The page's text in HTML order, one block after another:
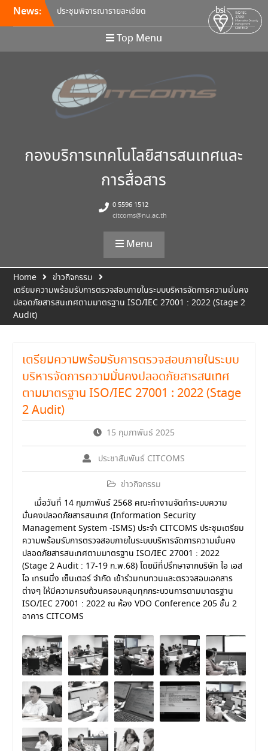
News:
ประชุมพิจารณารายละเอียด
คุณลักษณะ และกำหนดราคา
กลางครุภัณฑ์คอมพิวเตอร์ ครั้ง
ที่ 5/2569
Integration / Continuous
Deployment (CI/CD)
ขอเชิญเข้าร่วมการอบรมสัมมนา
“พัฒนาทักษะการเรียนการสอน
Top Menu
กองบริการเทคโนโลยีสารสนเทศและ
การสื่อสาร
0 5596 1512
citcoms@nu.ac.th
Menu
Home
ข่าวกิจกรรม
เตรียมความพร้อมรับการตรวจสอบภายในระบบบริหารจัดการความมั่นคง
ปลอดภัยสารสนเทศตามมาตรฐาน ISO/IEC 27001 : 2022 (Stage 2
Audit)
เตรียมความพร้อมรับการตรวจสอบภายในระบบ
บริหารจัดการความมั่นคงปลอดภัยสารสนเทศ
ตามมาตรฐาน ISO/IEC 27001 : 2022 (Stage
2 Audit)
15 กุมภาพันธ์ 2025
ประชาสัมพันธ์ CITCOMS
ข่าวกิจกรรม
เมื่อวันที่ 14 กุมภาพันธ์ 2568 คณะทำงานจัดทำระบบความ
มั่นคงปลอดภัยสารสนเทศ (Information Security
Management System -ISMS) ประจำ CITCOMS ประชุมเตรียม
ความพร้อมรับการตรวจสอบภายในระบบบริหารจัดการความมั่นคง
ปลอดภัยสารสนเทศตามมาตรฐาน ISO/IEC 27001 : 2022
(Stage 2 Audit : 17-19 ก.พ.68) โดยมีที่ปรึกษาจากบริษัท ไอ เอส
โอ เทรนนิ่ง เซ็นเตอร์ จำกัด เข้าร่วมทบทวนและตรวจสอบเอกสาร
ต่างๆ ให้มีความครบถ้วนครอบคลุมทุกกระบวนการตามมาตรฐาน
ISO/IEC 27001 : 2022 ณ ห้อง VDO Conference 205 ชั้น 2
อาคาร CITCOMS